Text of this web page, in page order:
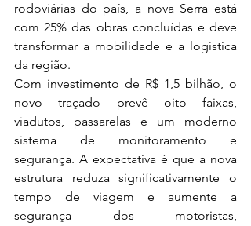
rodoviárias do país, a nova Serra está
com 25% das obras concluídas e deve
transformar a mobilidade e a logística
da região.
Com investimento de R$ 1,5 bilhão, o
novo traçado prevê oito faixas,
viadutos, passarelas e um moderno
sistema de monitoramento e
segurança. A expectativa é que a nova
estrutura reduza significativamente o
tempo de viagem e aumente a
segurança dos motoristas,